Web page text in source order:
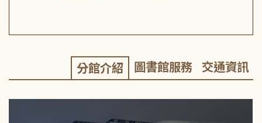
分館介紹 圖書館服務 交通資訊